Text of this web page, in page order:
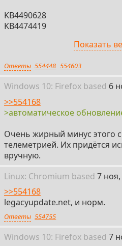
KB4490628
KB4474419
можно было автоматически
KB4536952
KB4534310
KB4539602
Последние два можно и не
Показать
Ответы 554448 554603
Windows 10: Firefox based 47
6
>>554168
>автоматическое
Очень жирный минус этого
телеметрией. Их придётся
вручную.
Linux: Chromium based 48
7
>>554168
legacyupdate.net, и норм.
Ответы 554755
Windows 10: Firefox based 49
7